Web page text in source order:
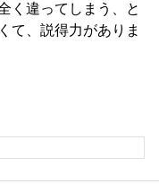
く違ってしまう、と
て、説得力がありま